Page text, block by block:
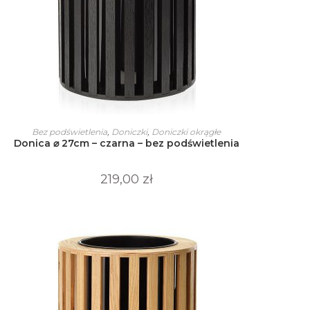
WYBIERZ OPCJE
produkt
ma
wiele
można
wybrać
Bez podświetlenia, Doniczki, Doniczki okrągłe
Donica ⌀ 27cm – czarna – bez podświetlenia
219,00 zł